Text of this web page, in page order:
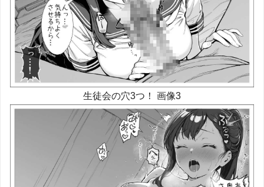
生徒会の穴3つ！ 画像3